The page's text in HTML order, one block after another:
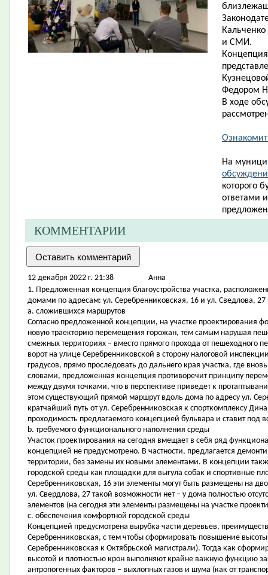
и СМИ.
Федором
В ходе
На
которого
ответами
КОММЕНТАРИИ
12 декабря 2022 г. 21:38
Aнна
1. Предложенная концепция благоустройства участка,
домами по адресам: ул. Серебренниковская, 16 и ул. Сведлова, 27
a. сложившихся маршрутов
Согласно предложенной концепции, на участке проектирования
новую траекторию перемещения горожан, тем самым нарушая
смежных территориях – вместо прямого прохода от пешеходного
ворот на улице Серебренниковской в сторону налоговой
градусов, прямо проследовать до дальнего края участка, где
словами, предложенная концепция противоречит принципу
между двумя точками, что в перспективе приведет к
этом существующий прямой маршрут вдоль дома по адресу ул.
кратчайший путь от ул. Серебренниковская к спорткомплексу
проходимость предлагаемого концепцией бульвара и ставит под
b. требуемого функционального наполнения среды
Участок проектирования на сегодня вмещает в себя ряд
концепцией не предусмотрено. В частности, предлагается
территории, без замены их новыми элементами. В концепции
городской среды как площадки для выгула собак и спортивные
Серебренниковская, 16 эти элементы могут быть размещены на
ул. Свердлова, 27 такой возможности нет – у дома полностью
элементов (на сегодня эти элементы размещены на участке
c. обеспечения комфортной городской среды
Концепцией предусмотрена вырубка части деревьев,
Серебренниковская, с тем чтобы сформировать повышение
Серебренниковская к Октябрьской магистрали). Тогда как
высотой и плотностью крон выполняют крайне важную функцию
антропогенных факторов – выхлопных газов и шума (как от